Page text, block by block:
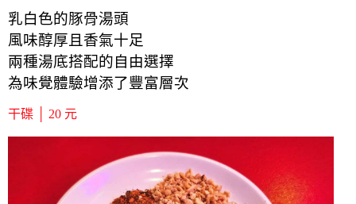
乳白色的豚骨湯頭
風味醇厚且香氣十足
兩種湯底搭配的自由選擇
為味覺體驗增添了豐富層次
干碟 │ 20 元